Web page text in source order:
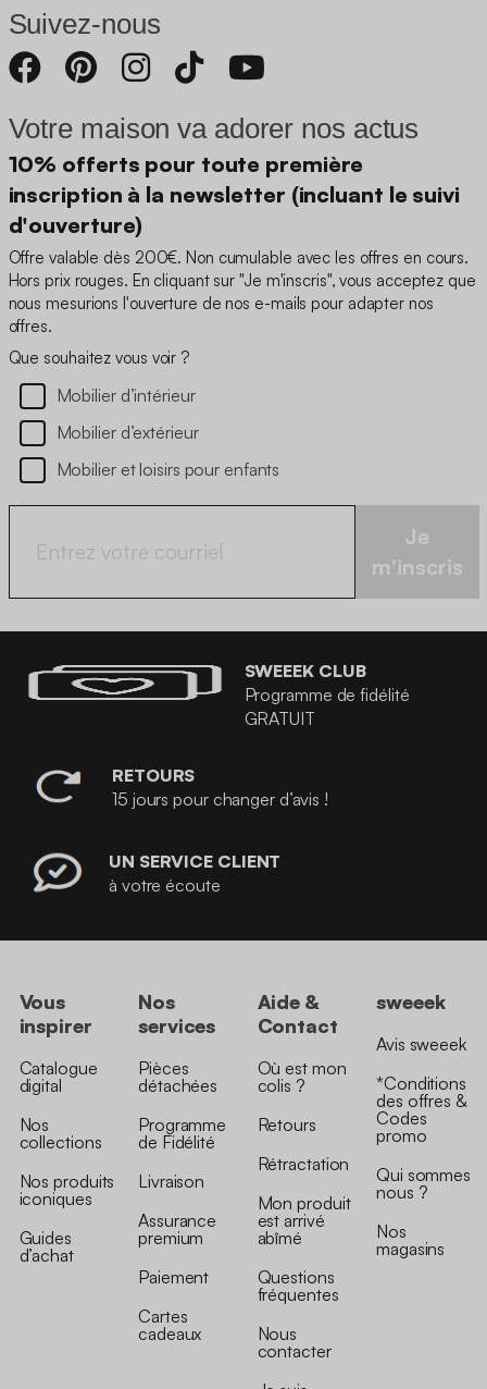
Suivez-nous
Votre maison va adorer nos actus
10% offerts pour toute première
inscription à la newsletter (incluant le suivi
d'ouverture)
Offre valable dès 200€. Non cumulable avec les offres en cours.
Hors prix rouges. En cliquant sur "Je m'inscris", vous acceptez que
nous mesurions l'ouverture de nos e-mails pour adapter nos
offres.
Que souhaitez vous voir ?
Mobilier d’intérieur
Mobilier d’extérieur
Mobilier et loisirs pour enfants
Je
m'inscris
SWEEEK CLUB
Programme de fidélité
GRATUIT
RETOURS
15 jours pour changer d’avis !
UN SERVICE CLIENT
à votre écoute
Vous
inspirer
Catalogue
digital
Nos
collections
Nos produits
iconiques
Guides
d’achat
Nos
services
Pièces
détachées
Programme
de Fidélité
Livraison
Assurance
premium
Paiement
Cartes
cadeaux
Aide &
Contact
Où est mon
colis ?
Retours
Rétractation
Mon produit
est arrivé
abîmé
Questions
fréquentes
Nous
contacter
sweeek
Avis sweeek
*Conditions
des offres &
Codes
promo
Qui sommes
nous ?
Nos
magasins